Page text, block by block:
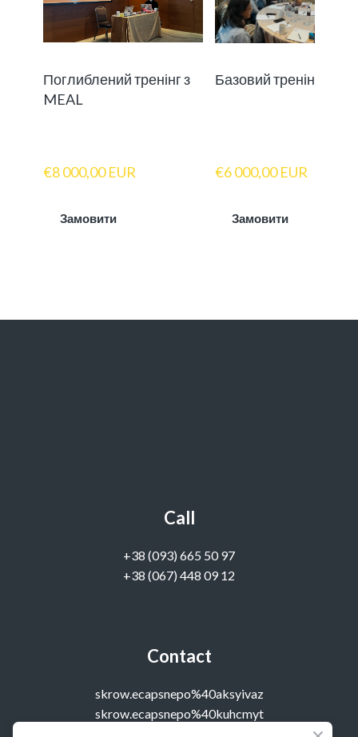
Поглиблений тренінг з
MEAL
€8 000,00 EUR
Замовити
Базовий тренінг з
€6 000,00 EUR
Замовити
Call
‭+38 (093) 665 50 97‬
+38 (067) 448 09 12
Contact
skrow.ecapsnepo%40aksyivaz
skrow.ecapsnepo%40kuhcmyt